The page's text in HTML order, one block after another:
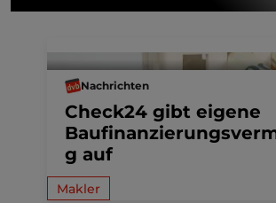
Nachrichten
Check24 gibt eigene
g auf
Makler